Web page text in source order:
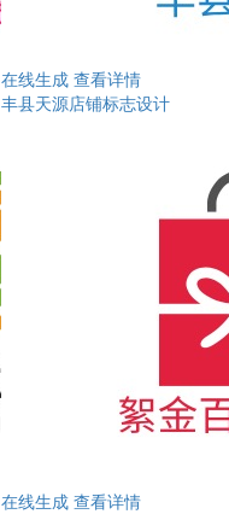
在线生成 查看详情
丰县天源店铺标志设计
在线生成 查看详情